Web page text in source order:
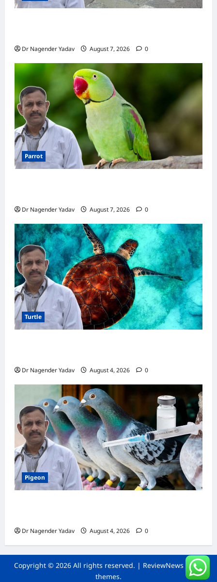
Dr Nagender Yadav August 7, 2026 0
Parrot
Dr Nagender Yadav August 7, 2026 0
Turtle
Dr Nagender Yadav August 4, 2026 0
Pigeon
Dr Nagender Yadav August 4, 2026 0
Copyright © 2026 All rights reserved. | ReviewNews by AF
themes.